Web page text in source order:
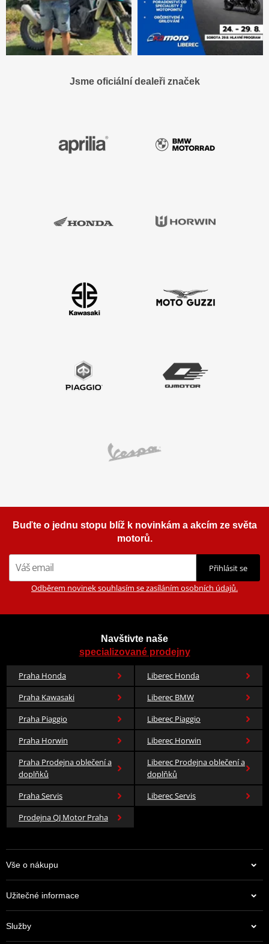
Jsme oficiální dealeři značek
Buďte o jednu stopu blíž k novinkám a akcím ze světa
motorů.
Přihlásit se
Odběrem novinek souhlasím se zasíláním osobních údajů.
Navštivte naše
specializované prodejny
Praha Honda
Liberec Honda
Praha Kawasaki
Liberec BMW
Praha Piaggio
Liberec Piaggio
Praha Horwin
Liberec Horwin
Praha Prodejna oblečení a
doplňků
Liberec Prodejna oblečení a
doplňků
Praha Servis
Liberec Servis
Prodejna QJ Motor Praha
Vše o nákupu
Užitečné informace
Služby